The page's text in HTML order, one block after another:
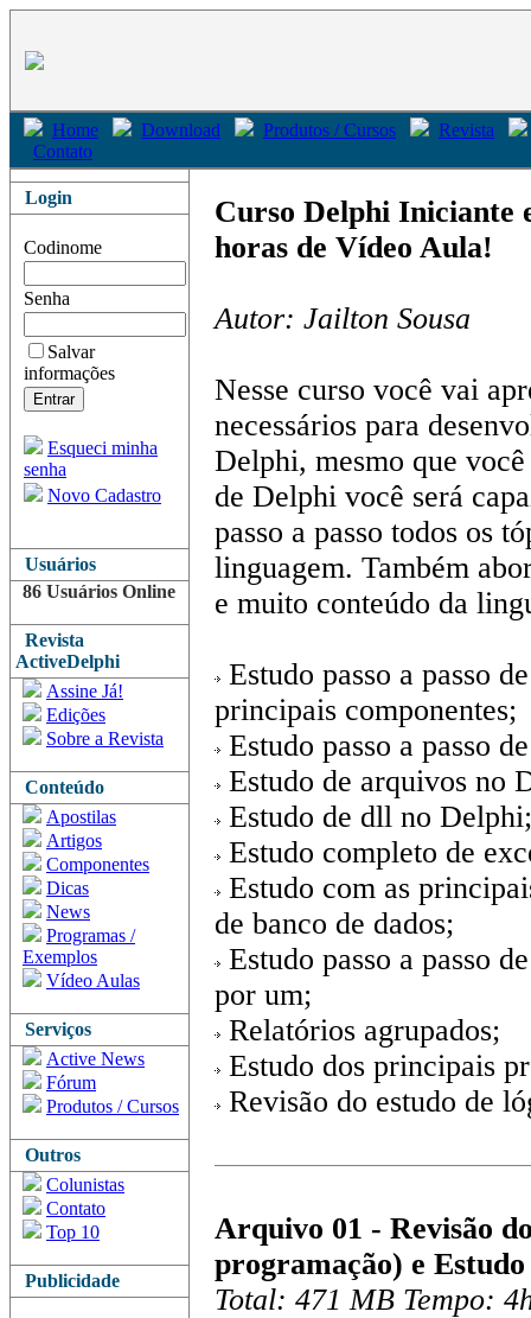
Home Download Produtos / Cursos
Revista
Contato
Login
Codinome
Senha
Salvar
informações
Esqueci minha
senha
Novo Cadastro
Usuários
86 Usuários Online
Revista
ActiveDelphi
Assine Já!
Edições
Sobre a Revista
Conteúdo
Apostilas
Artigos
Componentes
Dicas
News
Programas /
Exemplos
Vídeo Aulas
Serviços
Active News
Fórum
Produtos / Cursos
Outros
Colunistas
Contato
Top 10
Publicidade
Curso Delphi Iniciante
horas de Vídeo Aula!
Autor: Jailton Sousa
Nesse curso você vai
necessários para
Delphi, mesmo que
de Delphi você será
passo a passo todos os
linguagem. Também
e muito conteúdo da
Estudo passo a passo
principais componentes;
Estudo passo a passo
Estudo de arquivos no
Estudo de dll no Delphi;
Estudo completo de
Estudo com as
de banco de dados;
Estudo passo a passo
por um;
Relatórios agrupados;
Estudo dos principais
Revisão do estudo de
Arquivo 01 - Revisão
programação) e
Total: 471 MB Tempo: